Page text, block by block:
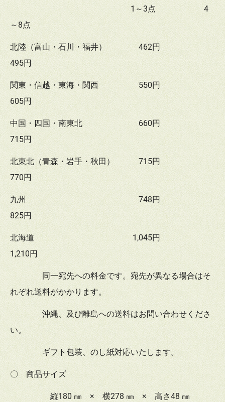
1～3点 4
～8点
北陸（富山・石川・福井） 462円
495円
関東・信越・東海・関西 550円
605円
中国・四国・南東北 660円
715円
北東北（青森・岩手・秋田） 715円
770円
九州 748円
825円
北海道 1,045円
1,210円
同一宛先への料金です。宛先が異なる場合はそ
れぞれ送料がかかります。
沖縄、及び離島への送料はお問い合わせくださ
い。
ギフト包装、のし紙対応いたします。
〇 商品サイズ
縦180 ㎜ × 横278 ㎜ × 高さ48 ㎜